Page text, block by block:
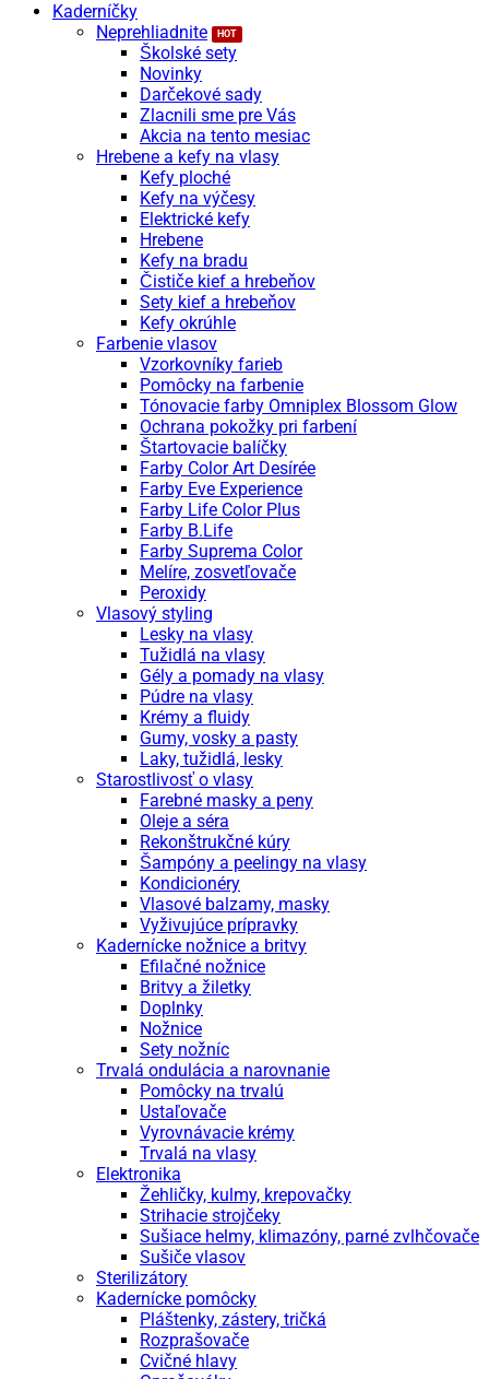
Kaderníčky
Neprehliadnite
Školské sety
Novinky
Darčekové sady
Zlacnili sme pre Vás
Akcia na tento mesiac
Hrebene a kefy na vlasy
Kefy ploché
Kefy na výčesy
Elektrické kefy
Hrebene
Kefy na bradu
Čističe kief a hrebeňov
Sety kief a hrebeňov
Kefy okrúhle
Farbenie vlasov
Vzorkovníky farieb
Pomôcky na farbenie
Tónovacie farby Omniplex Blossom Glow
Ochrana pokožky pri farbení
Štartovacie balíčky
Farby Color Art Desírée
Farby Eve Experience
Farby Life Color Plus
Farby B.Life
Farby Suprema Color
Melíre, zosvetľovače
Peroxidy
Vlasový styling
Lesky na vlasy
Tužidlá na vlasy
Gély a pomady na vlasy
Púdre na vlasy
Krémy a fluidy
Gumy, vosky a pasty
Laky, tužidlá, lesky
Starostlivosť o vlasy
Farebné masky a peny
Oleje a séra
Rekonštrukčné kúry
Šampóny a peelingy na vlasy
Kondicionéry
Vlasové balzamy, masky
Vyživujúce prípravky
Kadernícke nožnice a britvy
Efilačné nožnice
Britvy a žiletky
Doplnky
Nožnice
Sety nožníc
Trvalá ondulácia a narovnanie
Pomôcky na trvalú
Ustaľovače
Vyrovnávacie krémy
Trvalá na vlasy
Elektronika
Žehličky, kulmy, krepovačky
Strihacie strojčeky
Sušiace helmy, klimazóny, parné zvlhčovače
Sušiče vlasov
Sterilizátory
Kadernícke pomôcky
Pláštenky, zástery, tričká
Rozprašovače
Cvičné hlavy